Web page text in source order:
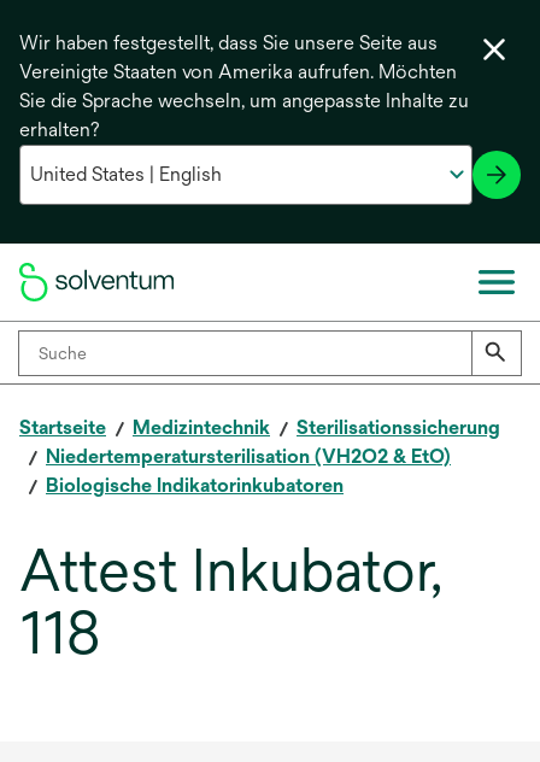
Wir haben festgestellt, dass Sie unsere Seite aus
Vereinigte Staaten von Amerika aufrufen. Möchten
Sie die Sprache wechseln, um angepasste Inhalte zu
erhalten?
Startseite Medizintechnik
Sterilisationssicherung
Niedertemperatursterilisation (VH2O2 & EtO)
Biologische Indikatorinkubatoren
Attest Inkubator,
118